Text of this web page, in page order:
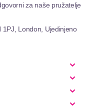
za naše pružatelje
London, Ujedinjeno